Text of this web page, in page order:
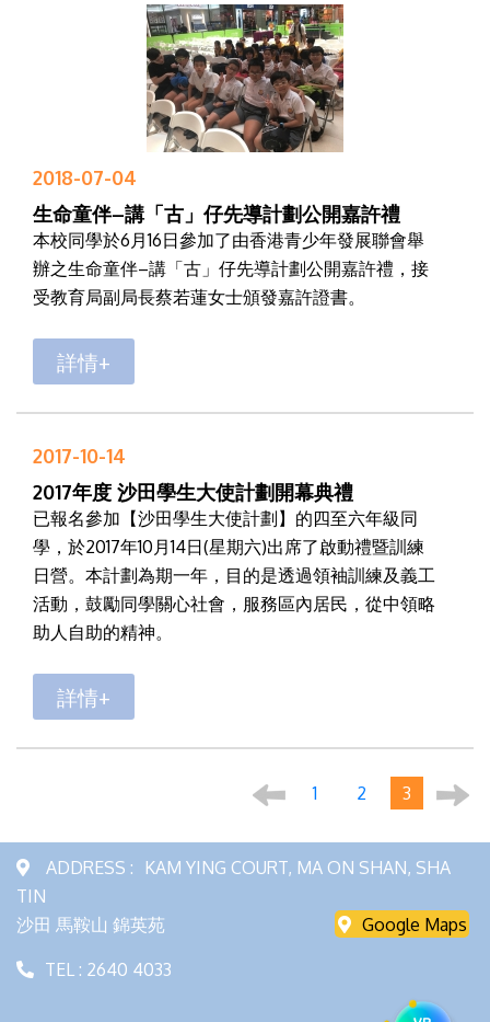
2018-07-04
生命童伴–講「古」仔先導計劃公開嘉許禮
本校同學於6月16日參加了由香港青少年發展聯會舉
辦之生命童伴–講「古」仔先導計劃公開嘉許禮，接
受教育局副局長蔡若蓮女士頒發嘉許證書。
詳情+
2017-10-14
2017年度 沙田學生大使計劃開幕典禮
已報名參加【沙田學生大使計劃】的四至六年級同
學，於2017年10月14日(星期六)出席了啟動禮暨訓練
日營。本計劃為期一年，目的是透過領袖訓練及義工
活動，鼓勵同學關心社會，服務區內居民，從中領略
助人自助的精神。
詳情+
1 2 3
ADDRESS : KAM YING COURT, MA ON SHAN, SHA
TIN
沙田 馬鞍山 錦英苑
Google Maps
TEL : 2640 4033